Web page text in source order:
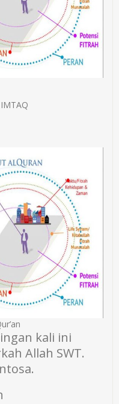
IMTAQ
kali ini
Allah SWT.